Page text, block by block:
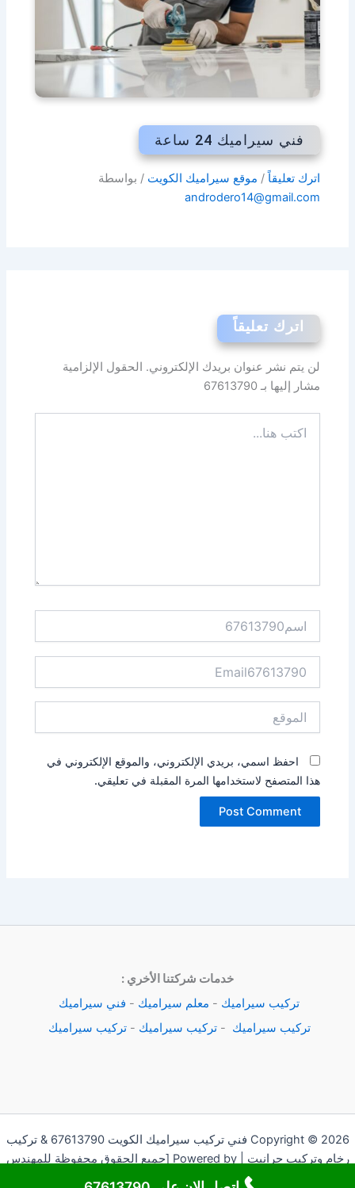
فني سيراميك 24 ساعة
اترك تعليقاً / موقع سيراميك الكويت / بواسطة
androdero14@gmail.com
اترك تعليقاً
لن يتم نشر عنوان بريدك الإلكتروني. الحقول الإلزامية
مشار إليها بـ67613790
هنا...
احفظ اسمي، بريدي الإلكتروني، والموقع الإلكتروني في
هذا المتصفح لاستخدامها المرة المقبلة في تعليقي.
خدمات شركتنا الأخري :
تركيب سيراميك - معلم سيراميك - فني سيراميك
تركيب سيراميك - تركيب سيراميك -تركيب سيراميك
Copyright © 2026 فني تركيب سيراميك الكويت 67613790 & تركيب
رخام وتركيب جرانيت | Powered by [جميع الحقوق محفوظة للمهندس
اندرو]